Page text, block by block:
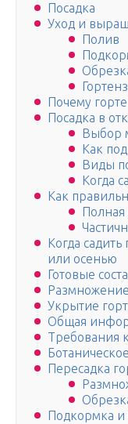
Посадка
Уход и
Полив
Почему
Посадка в
Выбор
Как
Виды
Когда
Как
Полная
Когда
или осенью
Готовые
Укрытие
Общая
Требования
Пересадка
Подкормка и